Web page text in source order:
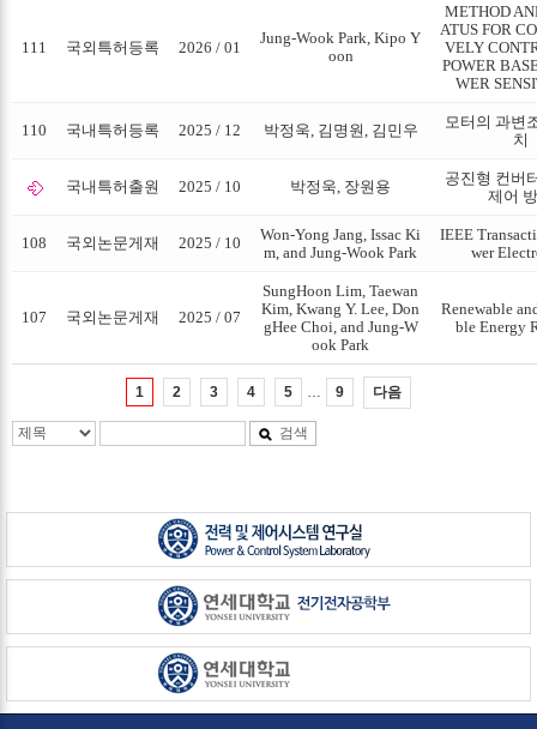
111 국외특허등록 2026 / 01
Jung-Wook Park, Kipo Y
oon
METHOD
ATUS FOR
VELY
POWER
WER
110 국내특허등록 2025 / 12 박정욱, 김명원, 김민우
모터의 과변
치
국내특허출원 2025 / 10 박정욱, 장원용
공진형 컨버
제어
108 국외논문게재 2025 / 10
Won-Yong Jang, Issac Ki
m, and Jung-Wook Park
IEEE
wer
107 국외논문게재 2025 / 07
SungHoon Lim, Taewan
Kim, Kwang Y. Lee, Don
gHee Choi, and Jung-W
ook Park
Renewable
ble Energy
1 2 3 4 5 9 다음
검색